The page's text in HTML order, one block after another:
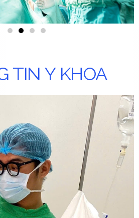
TIN Y KHOA